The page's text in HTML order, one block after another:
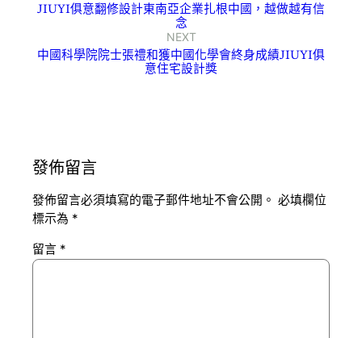
JIUYI俱意翻修設計東南亞企業扎根中國，越做越有信
念
NEXT
中國科學院院士張禮和獲中國化學會終身成績JIUYI俱
意住宅設計獎
發佈留言
發佈留言必須填寫的電子郵件地址不會公開。 必填欄位
標示為 *
留言 *